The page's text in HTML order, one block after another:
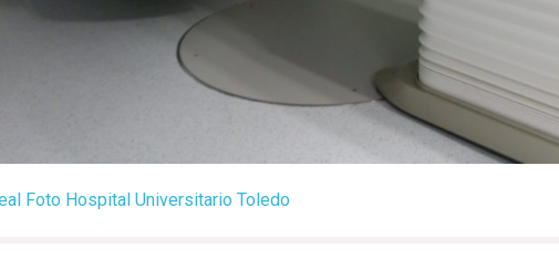
Foto Hospital Universitario Toledo